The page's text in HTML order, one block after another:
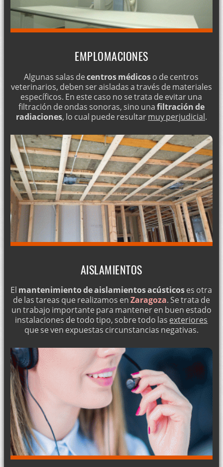
EMPLOMACIONES
Algunas salas decentros médicoso de centros
veterinarios, deben ser aisladas a través de materiales
específicos. En este caso no se trata de evitar una
filtración de ondas sonoras, sino unafiltración de
radiaciones, lo cual puede resultarmuy perjudicial.
AISLAMIENTOS
El mantenimiento de aislamientos acústicoses otra
de las tareas que realizamos enZaragoza. Se trata de
un trabajo importante para mantener en buen estado
instalaciones de todo tipo, sobre todo las exteriores
que se ven expuestas circunstancias negativas.